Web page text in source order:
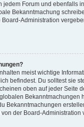
jedem Forum und ebenfalls
Bekanntmachung
Board-Administration
meist wichtige
befindest. Du solltest sie
oben auf jeder Seite
Bekanntmachungen
Bekanntmachungen
der Board-Administration